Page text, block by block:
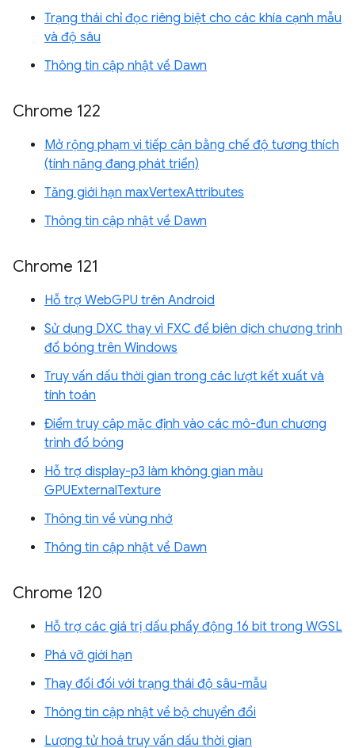
Trạng thái chỉ đọc riêng biệt cho các khía cạnh mẫu
và độ sâu
Thông tin cập nhật về Dawn
Chrome 122
Mở rộng phạm vi tiếp cận bằng chế độ tương thích
(tính năng đang phát triển)
Tăng giới hạn maxVertexAttributes
Thông tin cập nhật về Dawn
Chrome 121
Hỗ trợ WebGPU trên Android
Sử dụng DXC thay vì FXC để biên dịch chương trình
đổ bóng trên Windows
Truy vấn dấu thời gian trong các lượt kết xuất và
tính toán
Điểm truy cập mặc định vào các mô-đun chương
trình đổ bóng
Hỗ trợ display-p3 làm không gian màu
GPUExternalTexture
Thông tin về vùng nhớ
Thông tin cập nhật về Dawn
Chrome 120
Hỗ trợ các giá trị dấu phẩy động 16 bit trong WGSL
Phá vỡ giới hạn
Thay đổi đối với trạng thái độ sâu-mẫu
Thông tin cập nhật về bộ chuyển đổi
Lượng tử hoá truy vấn dấu thời gian